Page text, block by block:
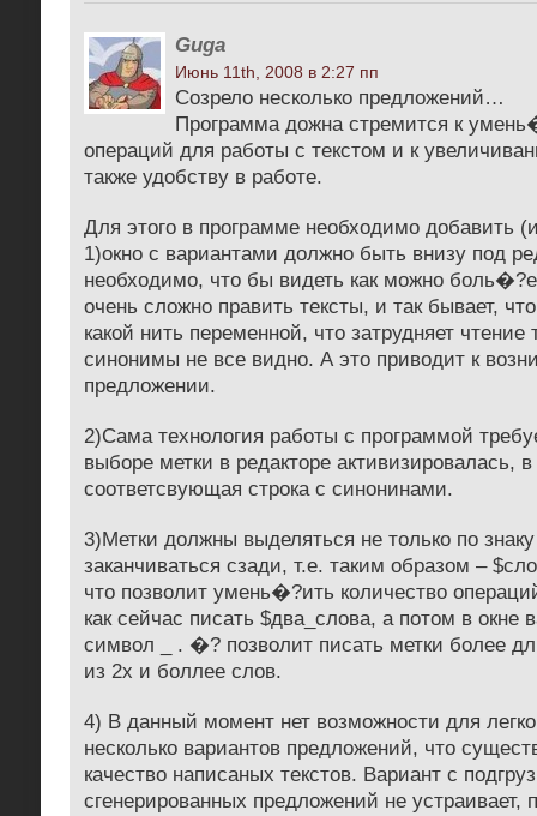
Guga
Июнь 11th, 2008 в 2:27 пп
Cозрело несколько предложений…
Программа дожна стремится к
операций для работы с текстом и к
также удобству в работе.
Для этого в программе необходимо добавить
1)окно с вариантами должно быть внизу под
необходимо, что бы видеть как можно
очень сложно править тексты, и так бывает,
какой нить переменной, что затрудняет чтение
синонимы не все видно. А это приводит к
предложении.
2)Сама технология работы с программой
выборе метки в редакторе активизировалась,
соответсвующая строка с синонинами.
3)Метки должны выделяться не только по
заканчиваться сзади, т.е. таким образом –
что позволит умень�?ить количество
как сейчас писать $два_слова, а потом в окне
символ _ . �? позволит писать метки более
из 2х и боллее слов.
4) В данный момент нет возможности для
несколько вариантов предложений, что
качество написаных текстов. Вариант с
сгенерированных предложений не устраивает,